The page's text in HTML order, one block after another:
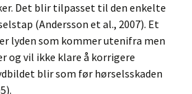
Det blir tilpasset til den enkelte
(Andersson et al., 2007). Et
lyden som kommer utenifra men
og vil ikke klare å korrigere
blir som før hørselsskaden